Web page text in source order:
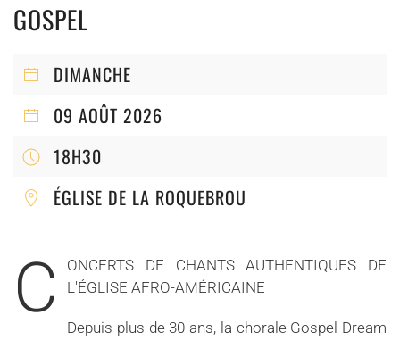
GOSPEL
DIMANCHE
09 AOÛT 2026
18H30
ÉGLISE DE LA ROQUEBROU
C
ONCERTS DE CHANTS AUTHENTIQUES DE
L'ÉGLISE AFRO-AMÉRICAINE
Depuis plus de 30 ans, la chorale Gospel Dream